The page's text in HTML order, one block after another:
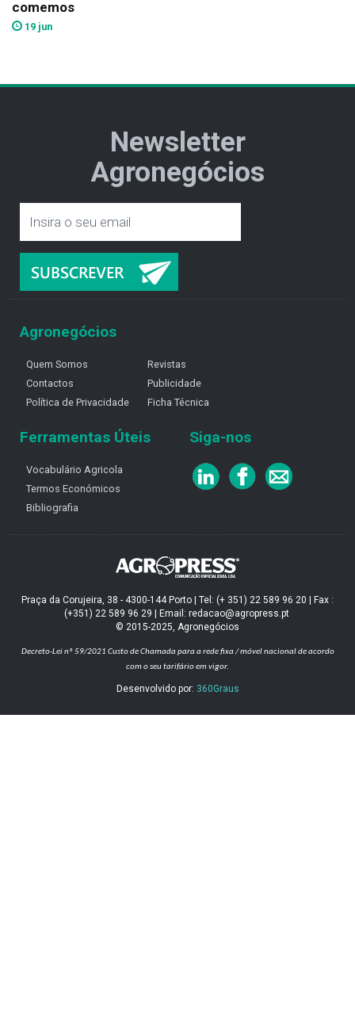
comemos
19 jun
Newsletter
Agronegócios
Agronegócios
Quem Somos
Contactos
Política de Privacidade
Revistas
Publicidade
Ficha Técnica
Ferramentas Úteis
Vocabulário Agricola
Termos Económicos
Bibliografia
Siga-nos
Praça da Corujeira, 38 - 4300-144 Porto | Tel: (+ 351) 22 589 96 20 | Fax :
(+351) 22 589 96 29 | Email: redacao@agropress.pt
© 2015-2025, Agronegócios
Decreto-Lei nº 59/2021 Custo de Chamada para a rede fixa / móvel nacional de acordo
com o seu tarifário em vigor.
Desenvolvido por: 360Graus